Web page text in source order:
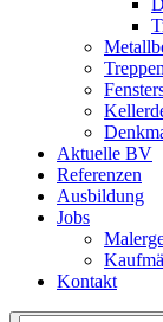
Aktuelle BV
Referenzen
Ausbildung
Jobs
Kontakt